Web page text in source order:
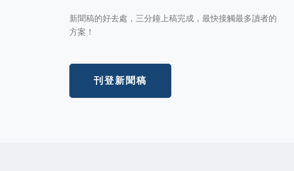
新聞稿的好去處，三分鐘上稿完成，最快接觸最多讀者的
方案！
刊登新聞稿